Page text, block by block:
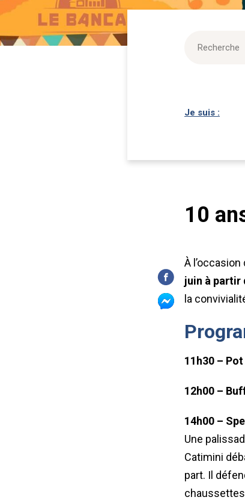
Je suis :
10
À
juin à partir
la
11h30 – Pot
12h00 –
14h00 –
Une
Catimini
part. Il